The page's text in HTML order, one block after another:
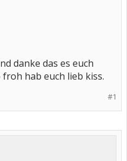
danke das es euch
hab euch lieb kiss.
#1